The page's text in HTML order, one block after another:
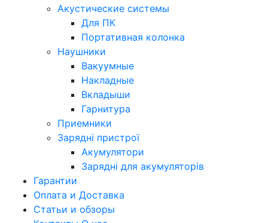
Акустические системы
Для ПК
Портативная колонка
Наушники
Вакуумные
Накладные
Вкладыши
Гарнитура
Приемники
Зарядні пристрої
Акумулятори
Зарядні для акумуляторів
Гарантии
Оплата и Доставка
Статьи и обзоры